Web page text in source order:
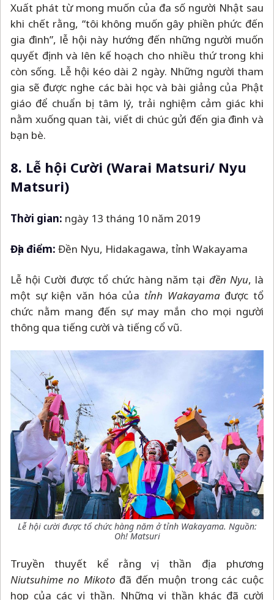
Xuất phát từ mong muốn của đa số người Nhật sau
khi chết rằng, “tôi không muốn gây phiền phức đến
gia đình”, lễ hội này hướng đến những người muốn
quyết định và lên kế hoạch cho nhiều thứ trong khi
còn sống. Lễ hội kéo dài 2 ngày. Những người tham
gia sẽ được nghe các bài học và bài giảng của Phật
giáo để chuẩn bị tâm lý, trải nghiệm cảm giác khi
nằm xuống quan tài, viết di chúc gửi đến gia đình và
bạn bè.
8. Lễ hội Cười (Warai Matsuri/ Nyu
Matsuri)
Thời gian: ngày 13 tháng 10 năm 2019
Địa điểm: Đền Nyu, Hidakagawa, tỉnh Wakayama
Lễ hội Cười được tổ chức hàng năm tại đền Nyu, là
một sự kiện văn hóa của tỉnh Wakayamađược tổ
chức nằm mang đến sự may mắn cho mọi người
thông qua tiếng cười và tiếng cổ vũ.
Lễ hội cười được tổ chức hàng năm ởtỉnh Wakayama. Nguồn:
Oh! Matsuri
Truyền thuyết kể rằng vị thần địa phương
Niutsuhime no Mikoto đã đến muộn trong các cuộc
họp của các vị thần. Những vị thần khác đã cười